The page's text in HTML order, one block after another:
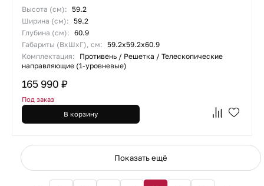
Высота (см): 59.2
Ширина (см): 59.2
Глубина (см): 60.9
Габариты (ВхШхГ), см: 59.2х59.2х60.9
Комплектация:
Противень / Решетка / Телескопические
направляющие (1-уровневые)
165 990 ₽
Под заказ
В корзину
Показать ещё